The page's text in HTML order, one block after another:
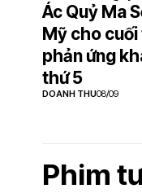
Ác Quỷ Ma
Mỹ cho
phản ứng
thứ 5
DOANH THU08/09
Phim